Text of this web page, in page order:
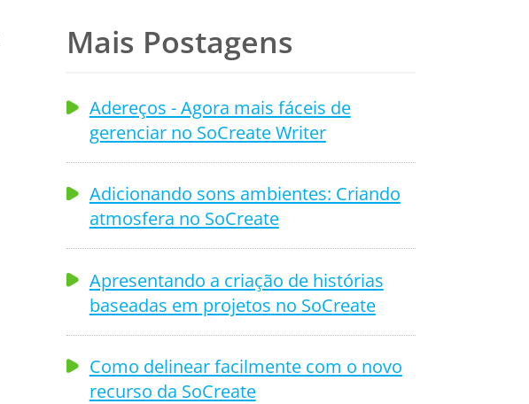
Mais Postagens
Adereços - Agora mais fáceis de
gerenciar no SoCreate Writer
Adicionando sons ambientes: Criando
atmosfera no SoCreate
Apresentando a criação de histórias
baseadas em projetos no SoCreate
Como delinear facilmente com o novo
recurso da SoCreate